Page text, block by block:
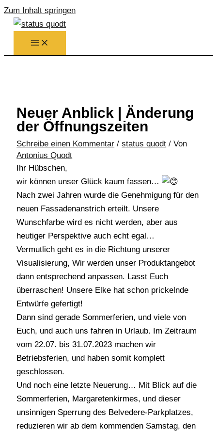
Zum Inhalt springen
Neuer Anblick | Änderung
der Öffnungszeiten
Schreibe einen Kommentar /status quodt / Von
Antonius Quodt
Ihr Hübschen,
wir können unser Glück kaum fassen…
Nach zwei Jahren wurde die Genehmigung für den
neuen Fassadenanstrich erteilt. Unsere
Wunschfarbe wird es nicht werden, aber aus
heutiger Perspektive auch echt egal…
Vermutlich geht es in die Richtung unserer
Visualisierung, Wir werden unser Produktangebot
dann entsprechend anpassen. Lasst Euch
überraschen! Unsere Elke hat schon prickelnde
Entwürfe gefertigt!
Dann sind gerade Sommerferien, und viele von
Euch, und auch uns fahren in Urlaub. Im Zeitraum
vom 22.07. bis 31.07.2023 machen wir
Betriebsferien, und haben somit komplett
geschlossen.
Und noch eine letzte Neuerung… Mit Blick auf die
Sommerferien, Margaretenkirmes, und dieser
unsinnigen Sperrung des Belvedere-Parkplatzes,
reduzieren wir ab dem kommenden Samstag, den